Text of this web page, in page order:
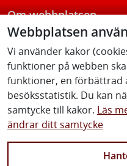
Webbplatsen
Vi använder kakor
funktioner på webben
funktioner, en förbättrad
besöksstatistik. Du kan
samtycke till kakor. Läs
ändrar ditt samtycke
Om webbplatsen
Följ oss
Facebook Youtube